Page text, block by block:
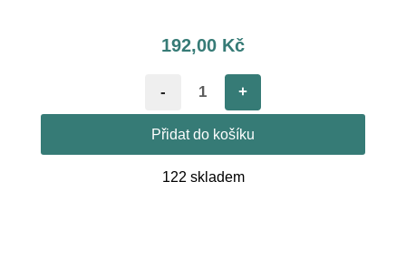
192,00 Kč
- +
Přidat do košíku
122 skladem